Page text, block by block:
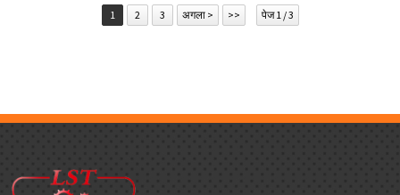
1 2 3 अगला > >> पेज 1 / 3